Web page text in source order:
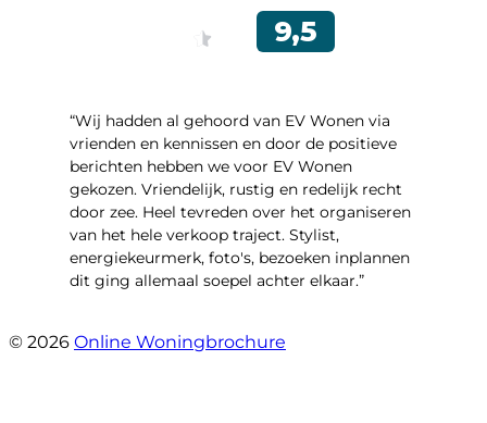
“Wij hadden al gehoord van EV Wonen via
vrienden en kennissen en door de positieve
berichten hebben we voor EV Wonen
gekozen. Vriendelijk, rustig en redelijk recht
door zee. Heel tevreden over het organiseren
van het hele verkoop traject. Stylist,
energiekeurmerk, foto's, bezoeken inplannen
dit ging allemaal soepel achter elkaar.”
© 2026 Online Woningbrochure